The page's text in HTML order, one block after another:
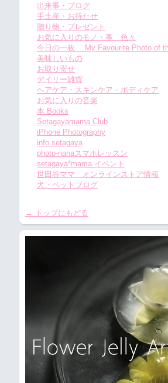
出来事・ブログ
手土産・お持たせ
贈り物・プレゼント
お気に入りのモノ・事 色々
今日の一枚 My Favourite Photo of
美味しいもの
お取り寄せ
デイリー雑貨
ヘアケア・スキンケア・ボディケア
お気に入りの音楽
本 Books
Setagayamama Club
iPhone Photography
info setagaya
photo-nanaスマホレッスン
setagaya*mama イベント
世田谷ママ オンラインストア情報
犬・ペットブログ
← トップにもどる